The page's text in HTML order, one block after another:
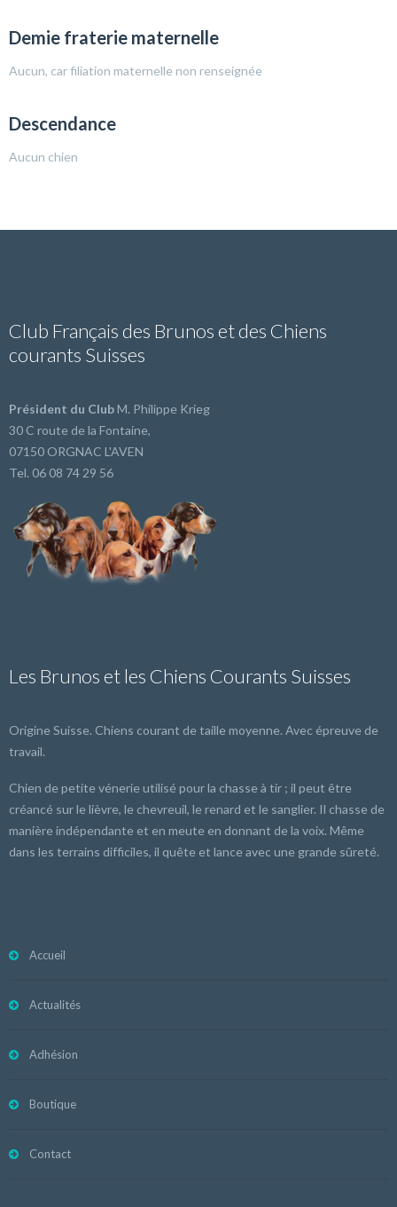
Demie fraterie maternelle
Aucun, car filiation maternelle non renseignée
Descendance
Aucun chien
Club Français des Brunos et des Chiens
courants Suisses
Président du ClubM. Philippe Krieg
30 C route de la Fontaine,
07150 ORGNAC L'AVEN
Tel. 06 08 74 29 56
Les Brunos et les Chiens Courants Suisses
Origine Suisse. Chiens courant de taille moyenne. Avec épreuve de
travail.
Chien de petite vénerie utilisé pour la chasse à tir ; il peut être
créancé sur le lièvre, le chevreuil, le renard et le sanglier. Il chasse de
manière indépendante et en meute en donnant de la voix. Même
dans les terrains difficiles, il quête et lance avec une grande sûreté.
Accueil
Actualités
Adhésion
Boutique
Contact